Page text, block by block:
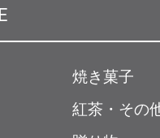
焼き菓子
紅茶・その